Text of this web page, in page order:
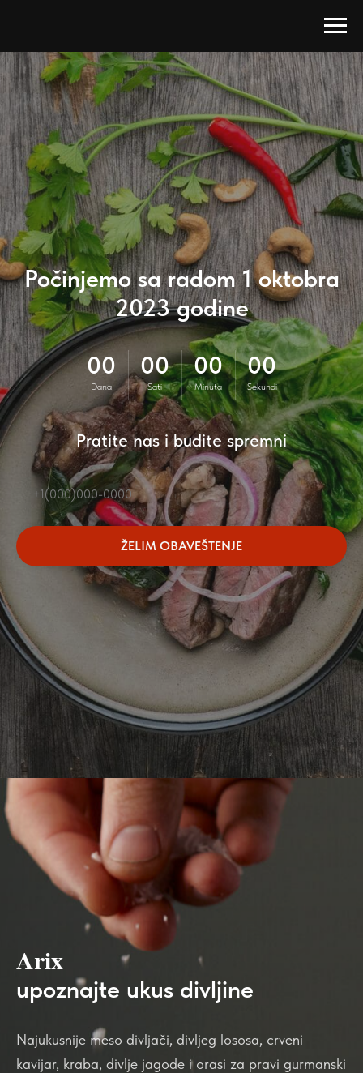
Počinjemo sa radom 1 oktobra
2023 godine
00
Dana
00
Sati
00
Minuta
00
Sekundi
Pratite nas i budite spremni
ŽELIM OBAVEŠTENJE
Arix
upoznajte ukus divljine
Najukusnije meso divljači, divljeg lososa, crveni
kavijar, kraba, divlje jagode i orasi za pravi gurmanski